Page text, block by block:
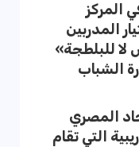
المركز
المدربين
لا للبلطجة»
الشباب
المصري
التي تقام